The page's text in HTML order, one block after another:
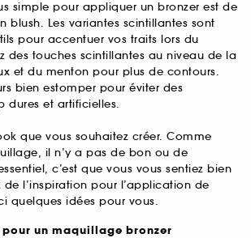
simple pour appliquer un bronzer est de
blush. Les variantes scintillantes sont
pour accentuer vos traits lors du
des touches scintillantes au niveau de la
et du menton pour plus de contours.
bien estomper pour éviter des
dures et artificielles.
que vous souhaitez créer. Comme
il n’y a pas de bon ou de
c’est que vous vous sentiez bien
de l’inspiration pour l’application de
quelques idées pour vous.
un maquillage bronzer